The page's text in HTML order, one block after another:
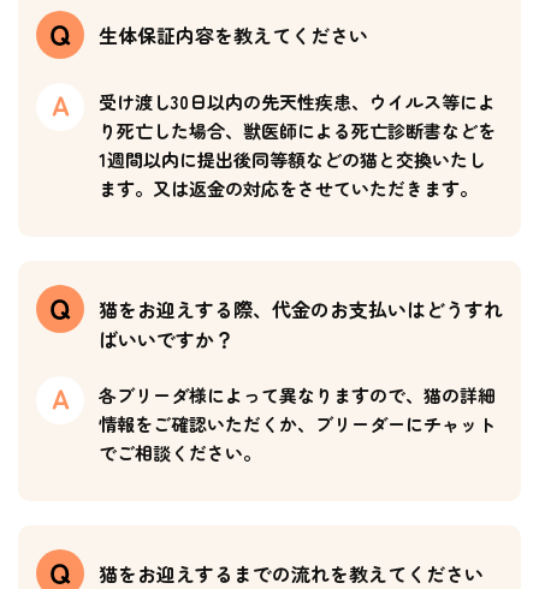
生体保証内容を教えてください
受け渡し30日以内の先天性疾患、ウイルス等によ
り死亡した場合、獣医師による死亡診断書などを
1週間以内に提出後同等額などの猫と交換いたし
ます。又は返金の対応をさせていただきます。
猫をお迎えする際、代金のお支払いはどうすれ
ばいいですか？
各ブリーダ様によって異なりますので、猫の詳細
情報をご確認いただくか、ブリーダーにチャット
でご相談ください。
猫をお迎えするまでの流れを教えてください